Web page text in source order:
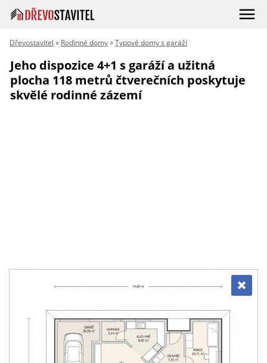
Dřevostavitel » Rodinné domy»Typové domy s garáží
Jeho dispozice 4+1 s garáží a užitná
plocha 118 metrů čtverečních poskytuje
skvělé rodinné zázemí